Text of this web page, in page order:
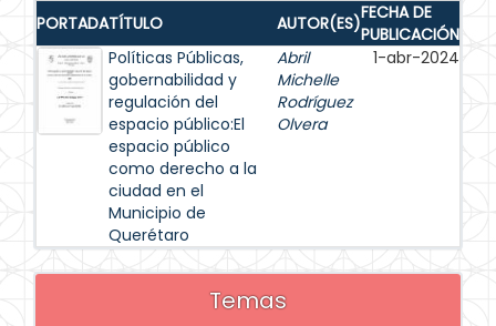
PORTADATÍTULO AUTOR(ES)FECHA DE
PUBLICACIÓN
Políticas Públicas,
gobernabilidad y
regulación del
espacio público:El
espacio público
como derecho a la
ciudad en el
Municipio de
Querétaro
Abril
Michelle
Rodríguez
Olvera
1-abr-2024
Temas